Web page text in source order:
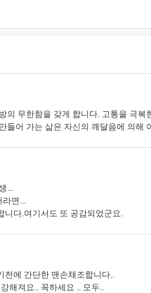
의 무한함을 갖게 합니다. 고통을 극복
들어 가는 삶은 자신의 깨달음에 의해
...
라면...
니다.여기서도 또 공감되었군요.
전에 간단한 맨손채조합니다..
해져요.. 꼭하세요 .. 모두..